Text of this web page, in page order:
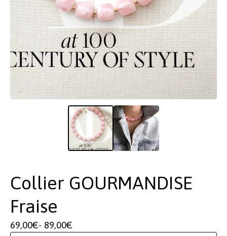
Collier GOURMANDISE
Fraise
69,00€- 89,00€